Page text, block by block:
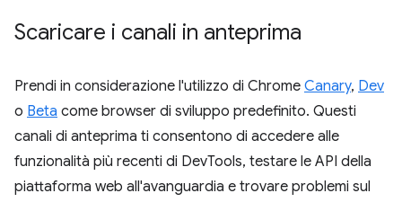
Scaricare i canali in anteprima
Prendi in considerazione l'utilizzo di Chrome Canary, Dev
o Beta come browser di sviluppo predefinito. Questi
canali di anteprima ti consentono di accedere alle
funzionalità più recenti di DevTools, testare le API della
piattaforma web all'avanguardia e trovare problemi sul